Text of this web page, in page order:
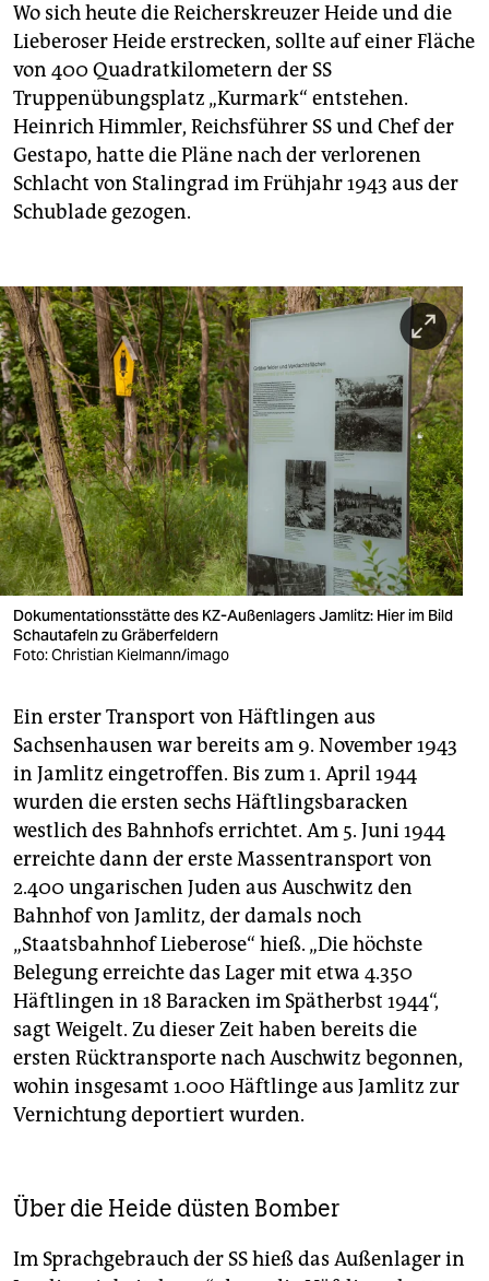
Wo sich heute die Reicherskreuzer Heide und die
Lieberoser Heide erstrecken, sollte auf einer Fläche
von 400 Quadratkilometern der SS
Truppenübungsplatz „Kurmark“ entstehen.
Heinrich Himmler, Reichsführer SS und Chef der
Gestapo, hatte die Pläne nach der verlorenen
Schlacht von Stalingrad im Frühjahr 1943 aus der
Schublade gezogen.
Dokumentationsstätte des KZ-Außenlagers Jamlitz: Hier im Bild
Schautafeln zu Gräberfeldern
Foto: Christian Kielmann/imago
Ein erster Transport von Häftlingen aus
Sachsenhausen war bereits am 9. November 1943
in Jamlitz eingetroffen. Bis zum 1. April 1944
wurden die ersten sechs Häftlingsbaracken
westlich des Bahnhofs errichtet. Am 5. Juni 1944
erreichte dann der erste Massentransport von
2.400 ungarischen Juden aus Auschwitz den
Bahnhof von Jamlitz, der damals noch
„Staatsbahnhof Lieberose“ hieß. „Die höchste
Belegung erreichte das Lager mit etwa 4.350
Häftlingen in 18 Baracken im Spätherbst 1944“,
sagt Weigelt. Zu dieser Zeit haben bereits die
ersten Rücktransporte nach Auschwitz begonnen,
wohin insgesamt 1.000 Häftlinge aus Jamlitz zur
Vernichtung deportiert wurden.
Über die Heide düsten Bomber
Im Sprachgebrauch der SS hieß das Außenlager in